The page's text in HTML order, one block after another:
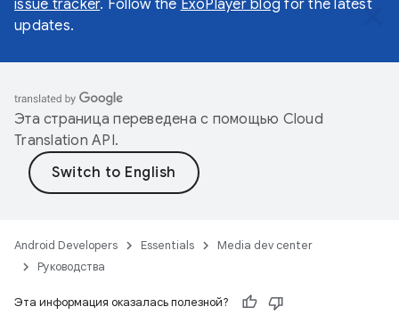
issue tracker. Follow the ExoPlayer blog for the latest
updates.
Эта страница переведена с помощью Cloud
Translation API.
Android Developers Essentials
Media dev center
Руководства
Эта информация оказалась полезной?